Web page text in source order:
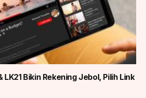
LK21 Bikin Rekening Jebol, Pilih Link